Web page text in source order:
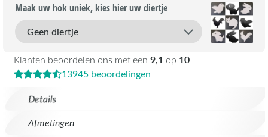
Details
Afmetingen
Klanten beoordelen ons met een 9,1 op 10
13945 beoordelingen
Maak uw hok uniek, kies hier uw diertje